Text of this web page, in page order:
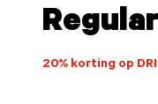
Regular
20% korting op